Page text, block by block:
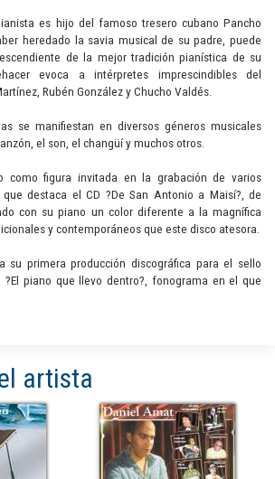
es hijo del famoso tresero cubano Pancho
heredado la savia musical de su padre, puede
de la mejor tradición pianística de su
evoca a intérpretes imprescindibles del
Rubén González y Chucho Valdés.
se manifiestan en diversos géneros musicales
el son, el changüí y muchos otros.
como figura invitada en la grabación de varios
destaca el CD ?De San Antonio a Maisí?, de
con su piano un color diferente a la magnífica
y contemporáneos que este disco atesora.
su primera producción discográfica para el sello
?El piano que llevo dentro?, fonograma en el que
artista